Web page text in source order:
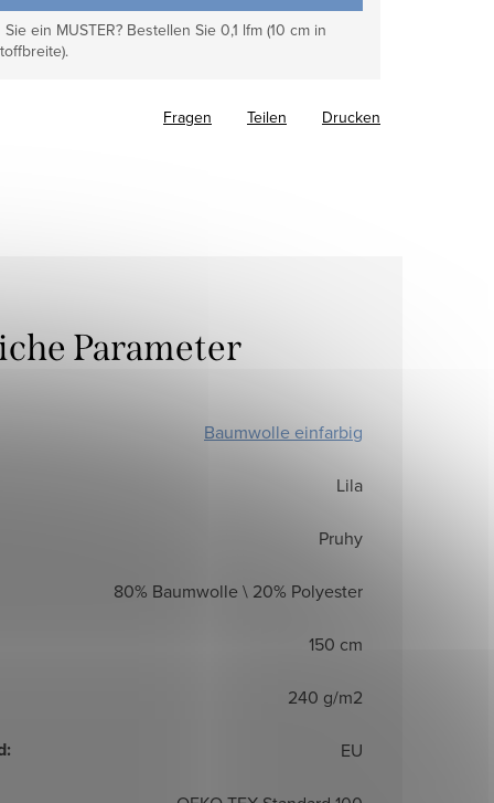
ein MUSTER? Bestellen Sie 0,1 lfm (10 cm in
Drucken
Fragen Teilen
Parameter
Baumwolle einfarbig
Lila
Pruhy
80% Baumwolle \ 20% Polyester
150 cm
240 g/m2
: EU